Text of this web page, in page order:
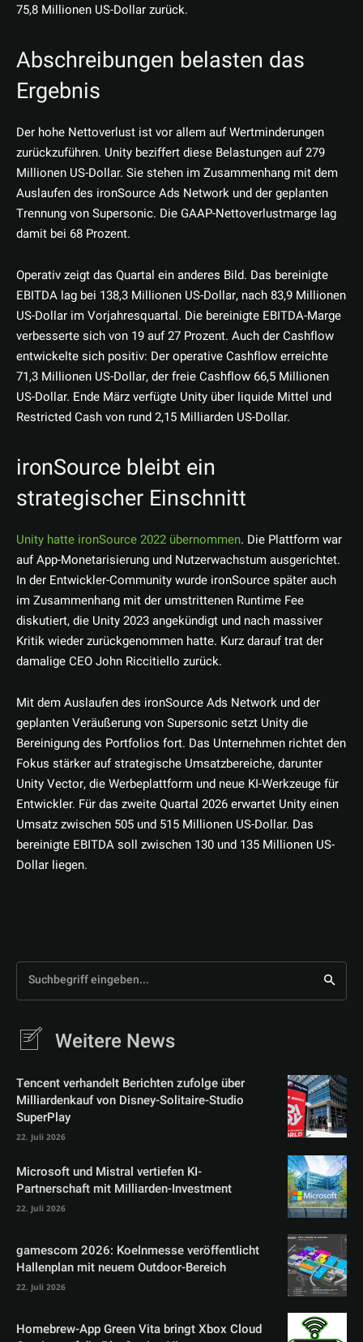
75,8 Millionen US-Dollar zurück.
Abschreibungen belasten das
Ergebnis
Der hohe Nettoverlust ist vor allem auf Wertminderungen
zurückzuführen. Unity beziffert diese Belastungen auf 279
Millionen US-Dollar. Sie stehen im Zusammenhang mit dem
Auslaufen des ironSource Ads Network und der geplanten
Trennung von Supersonic. Die GAAP-Nettoverlustmarge lag
damit bei 68 Prozent.
Operativ zeigt das Quartal ein anderes Bild. Das bereinigte
EBITDA lag bei 138,3 Millionen US-Dollar, nach 83,9 Millionen
US-Dollar im Vorjahresquartal. Die bereinigte EBITDA-Marge
verbesserte sich von 19 auf 27 Prozent. Auch der Cashflow
entwickelte sich positiv: Der operative Cashflow erreichte
71,3 Millionen US-Dollar, der freie Cashflow 66,5 Millionen
US-Dollar. Ende März verfügte Unity über liquide Mittel und
Restricted Cash von rund 2,15 Milliarden US-Dollar.
ironSource bleibt ein
strategischer Einschnitt
Unity hatte ironSource 2022 übernommen. Die Plattform war
auf App-Monetarisierung und Nutzerwachstum ausgerichtet.
In der Entwickler-Community wurde ironSource später auch
im Zusammenhang mit der umstrittenen Runtime Fee
diskutiert, die Unity 2023 angekündigt und nach massiver
Kritik wieder zurückgenommen hatte. Kurz darauf trat der
damalige CEO John Riccitiello zurück.
Mit dem Auslaufen des ironSource Ads Network und der
geplanten Veräußerung von Supersonic setzt Unity die
Bereinigung des Portfolios fort. Das Unternehmen richtet den
Fokus stärker auf strategische Umsatzbereiche, darunter
Unity Vector, die Werbeplattform und neue KI-Werkzeuge für
Entwickler. Für das zweite Quartal 2026 erwartet Unity einen
Umsatz zwischen 505 und 515 Millionen US-Dollar. Das
bereinigte EBITDA soll zwischen 130 und 135 Millionen US-
Dollar liegen.
Suchbegriff eingeben...
Weitere News
Tencent verhandelt Berichten zufolge über
Milliardenkauf von Disney-Solitaire-Studio
SuperPlay
22. Juli 2026
Microsoft und Mistral vertiefen KI-
Partnerschaft mit Milliarden-Investment
22. Juli 2026
gamescom 2026: Koelnmesse veröffentlicht
Hallenplan mit neuem Outdoor-Bereich
22. Juli 2026
Homebrew-App Green Vita bringt Xbox Cloud